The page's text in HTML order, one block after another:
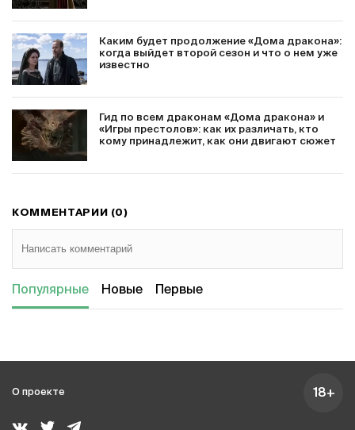
Каким будет продолжение «Дома дракона»:
когда выйдет второй сезон и что о нем уже
известно
Гид по всем драконам «Дома дракона» и
«Игры престолов»: как их различать, кто
кому принадлежит, как они двигают сюжет
КОММЕНТАРИИ (0)
Популярные Новые Первые
О проекте 18+